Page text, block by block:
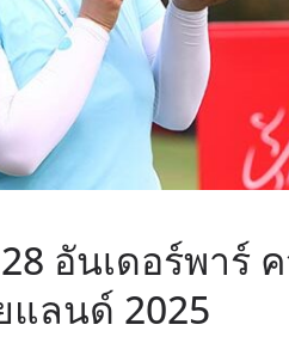
อันเดอร์พาร์
แลนด์ 2025